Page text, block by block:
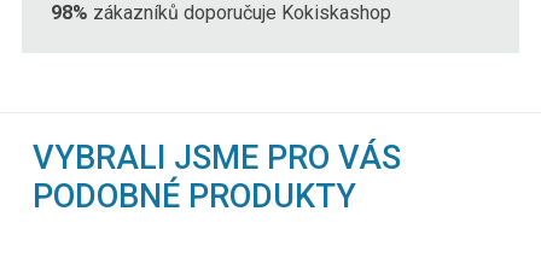
98% zákazníků doporučuje Kokiskashop
VYBRALI JSME PRO VÁS
PODOBNÉ PRODUKTY